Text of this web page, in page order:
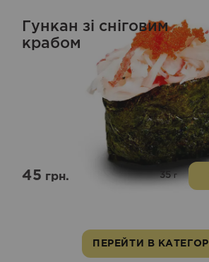
Гункан зі сніговим
крабом
45грн. 35 г
ПЕРЕЙТИ В